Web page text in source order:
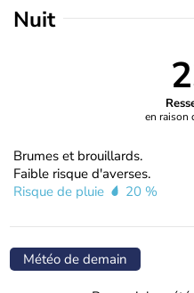
Nuit
en raison
Brumes et brouillards.
Faible risque d'averses.
Risque de pluie
20 %
Météo de demain